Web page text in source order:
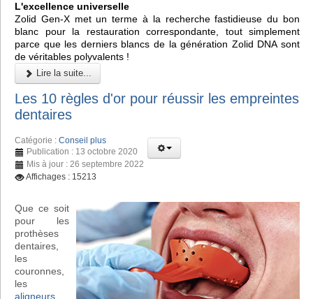
L'excellence universelle
Zolid Gen-X met un terme à la recherche fastidieuse du bon
blanc pour la restauration correspondante, tout simplement
parce que les derniers blancs de la génération Zolid DNA sont
de véritables polyvalents !
Lire la suite...
Les 10 règles d'or pour réussir les empreintes
dentaires
Catégorie : Conseil plus
Publication : 13 octobre 2020
Mis à jour : 26 septembre 2022
Affichages : 15213
Que ce soit
pour les
prothèses
dentaires,
les
couronnes,
les
aligneurs